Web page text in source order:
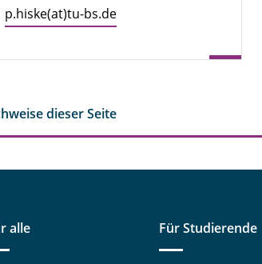
p.​hiske(at)tu-​bs.​de
dieser Seite
alle Für Studierende